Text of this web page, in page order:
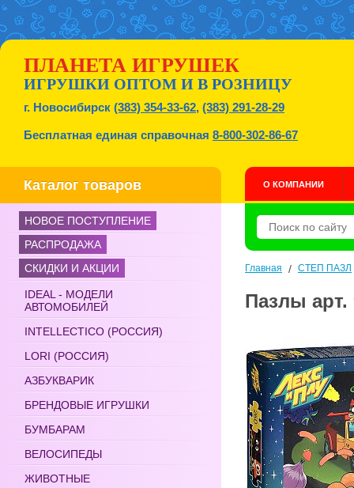
ПЛАНЕТА ИГРУШЕК
ИГРУШКИ ОПТОМ И В РОЗНИЦУ
г. Новосибирск (383) 354-33-62, (383) 291-28-29
Бесплатная единая справочная 8-800-302-86-67
Каталог товаров О КОМПАНИИ
НОВОЕ ПОСТУПЛЕНИЕ
РАСПРОДАЖА
СКИДКИ И АКЦИИ
IDEAL - МОДЕЛИ
АВТОМОБИЛЕЙ
INTELLECTICO (РОССИЯ)
LORI (РОССИЯ)
АЗБУКВАРИК
БРЕНДОВЫЕ ИГРУШКИ
БУМБАРАМ
ВЕЛОСИПЕДЫ
ЖИВОТНЫЕ
Главная / СТЕП ПАЗЛ
Пазлы арт.